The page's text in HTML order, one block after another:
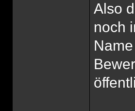
Also
noch